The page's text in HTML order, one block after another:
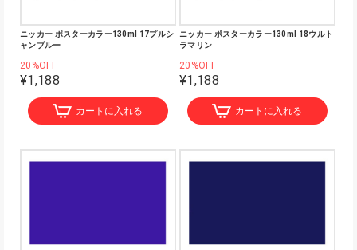
ニッカー ポスターカラー130ml 17プルシ
ャンブルー
20%OFF
¥1,188
カートに入れる
ニッカー ポスターカラー130ml 18ウルト
ラマリン
20%OFF
¥1,188
カートに入れる